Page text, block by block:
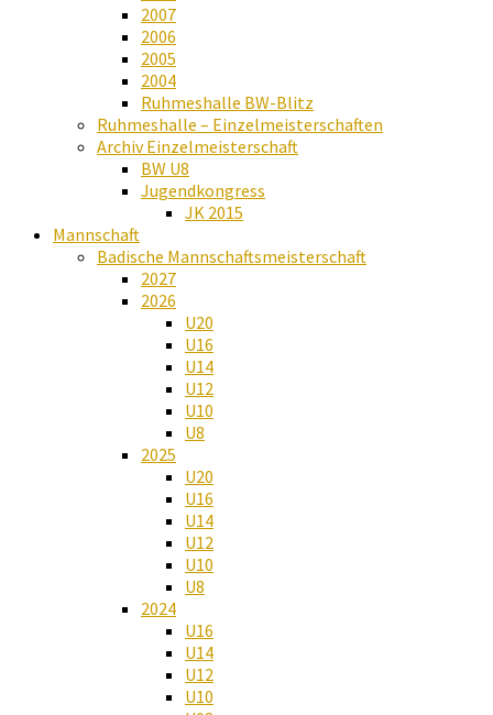
2007
2006
2005
2004
Ruhmeshalle BW-Blitz
Ruhmeshalle – Einzelmeisterschaften
Archiv Einzelmeisterschaft
BW U8
Jugendkongress
JK 2015
Mannschaft
Badische Mannschaftsmeisterschaft
2027
2026
U20
U16
U14
U12
U10
U8
2025
U20
U16
U14
U12
U10
U8
2024
U16
U14
U12
U10